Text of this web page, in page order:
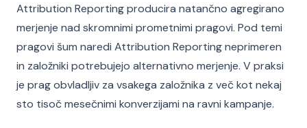
Attribution Reporting producira natančno agregirano
merjenje nad skromnimi prometnimi pragovi. Pod temi
pragovi šum naredi Attribution Reporting neprimeren
in založniki potrebujejo alternativno merjenje. V praksi
je prag obvladljiv za vsakega založnika z več kot nekaj
sto tisoč mesečnimi konverzijami na ravni kampanje.